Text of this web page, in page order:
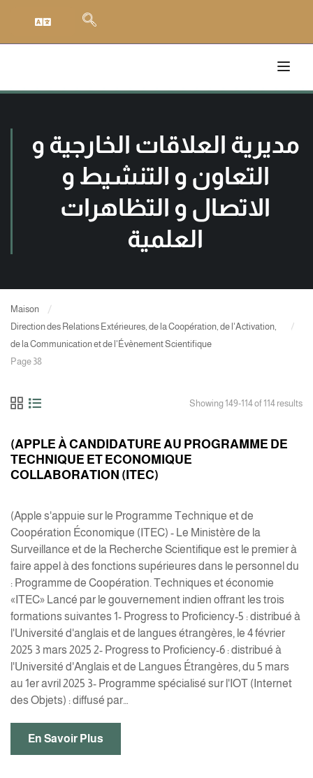
مديرية العلاقات الخارجية و
التعاون و التنشيط و
الاتصال و التظاهرات
العلمية
Maison
Direction des Relations Extérieures, de la Coopération, de l'Activation,
de la Communication et de l'Évènement Scientifique
Page 38
Showing 149-114 of 114 results
(APPLE À CANDIDATURE AU PROGRAMME DE
TECHNIQUE ET ECONOMIQUE
COLLABORATION (ITEC)
(Apple s'appuie sur le Programme Technique et de
Coopération Économique (ITEC) - Le Ministère de la
Surveillance et de la Recherche Scientifique est le premier à
faire appel à des fonctions supérieures dans le personnel du
: Programme de Coopération. Techniques et économie
«ITEC» Lancé par le gouvernement indien offrant les trois
formations suivantes 1- Progress to Proficiency-5 : distribué à
l'Université d'anglais et de langues étrangères, le 4 février
2025 3 mars 2025 2- Progress to Proficiency-6 : distribué à
l'Université d'Anglais et de Langues Étrangères, du 5 mars
au 1er avril 2025 3- Programme spécialisé sur l'IOT (Internet
des Objets) : diffusé par…
En Savoir Plus